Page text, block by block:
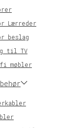
Lærreder
beslag
til TV
møbler